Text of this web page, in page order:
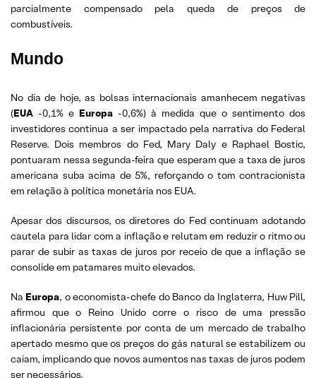
parcialmente compensado pela queda de preços de
combustíveis.
Mundo
No dia de hoje, as bolsas internacionais amanhecem negativas
(EUA -0,1% e Europa -0,6%) à medida que o sentimento dos
investidores continua a ser impactado pela narrativa do Federal
Reserve. Dois membros do Fed, Mary Daly e Raphael Bostic,
pontuaram nessa segunda-feira que esperam que a taxa de juros
americana suba acima de 5%, reforçando o tom contracionista
em relação à política monetária nos EUA.
Apesar dos discursos, os diretores do Fed continuam adotando
cautela para lidar com a inflação e relutam em reduzir o ritmo ou
parar de subir as taxas de juros por receio de que a inflação se
consolide em patamares muito elevados.
Na Europa, o economista-chefe do Banco da Inglaterra, Huw Pill,
afirmou que o Reino Unido corre o risco de uma pressão
inflacionária persistente por conta de um mercado de trabalho
apertado mesmo que os preços do gás natural se estabilizem ou
caiam, implicando que novos aumentos nas taxas de juros podem
ser necessários.